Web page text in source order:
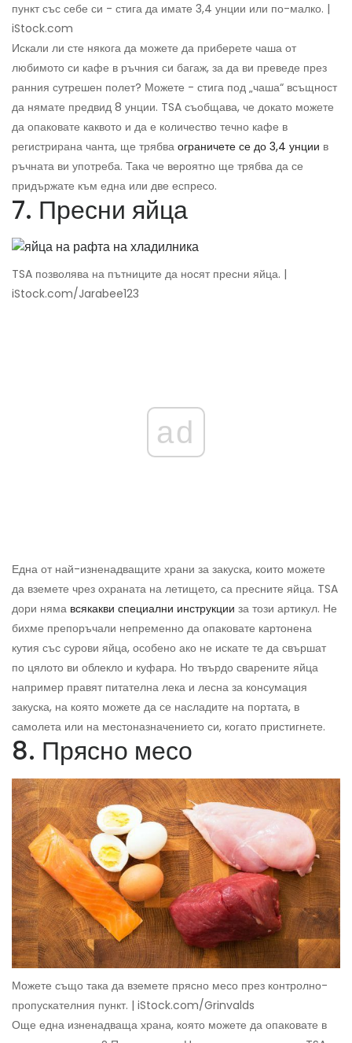
пункт със себе си - стига да имате 3,4 унции или по-малко. |
iStock.com
Искали ли сте някога да можете да приберете чаша от
любимото си кафе в ръчния си багаж, за да ви преведе през
ранния сутрешен полет? Можете - стига под „чаша“ всъщност
да нямате предвид 8 унции. TSA съобщава, че докато можете
да опаковате каквото и да е количество течно кафе в
регистрирана чанта, ще трябва ограничете се до 3,4 унции в
ръчната ви употреба. Така че вероятно ще трябва да се
придържате към една или две еспресо.
7. Пресни яйца
TSA позволява на пътниците да носят пресни яйца. |
iStock.com/Jarabee123
ad
Една от най-изненадващите храни за закуска, които можете
да вземете чрез охраната на летището, са пресните яйца. TSA
дори няма всякакви специални инструкции за този артикул. Не
бихме препоръчали непременно да опаковате картонена
кутия със сурови яйца, особено ако не искате те да свършат
по цялото ви облекло и куфара. Но твърдо сварените яйца
например правят питателна лека и лесна за консумация
закуска, на която можете да се насладите на портата, в
самолета или на местоназначението си, когато пристигнете.
8. Прясно месо
Можете също така да вземете прясно месо през контролно-
пропускателния пункт. | iStock.com/Grinvalds
Още една изненадваща храна, която можете да опаковате в